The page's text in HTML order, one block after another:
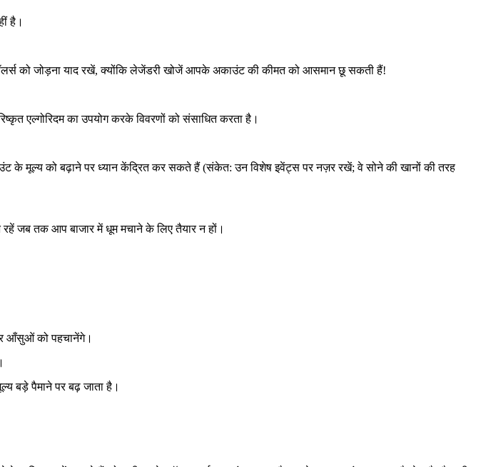
है।
को जोड़ना याद रखें, क्योंकि लेजेंडरी खोजें आपके अकाउंट की कीमत को आसमान छू सकती हैं!
एल्गोरिदम का उपयोग करके विवरणों को संसाधित करता है।
के मूल्य को बढ़ाने पर ध्यान केंद्रित कर सकते हैं (संकेत: उन विशेष इवेंट्स पर नज़र रखें; वे सोने की खानों की तरह
जब तक आप बाजार में धूम मचाने के लिए तैयार न हों।
आँसुओं को पहचानेंगे।
बड़े पैमाने पर बढ़ जाता है।